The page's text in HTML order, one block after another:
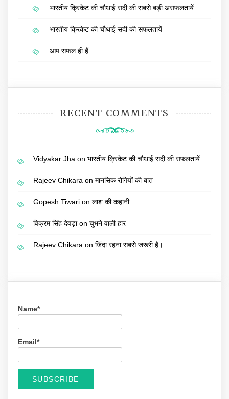
भारतीय क्रिकेट की चौथाई सदी की सबसे बड़ी असफलतायें
भारतीय क्रिकेट की चौथाई सदी की सफलतायें
आप सफल ही हैं
RECENT COMMENTS
Vidyakar Jha on भारतीय क्रिकेट की चौथाई सदी की सफलतायें
Rajeev Chikara on मानसिक रोगियों की बात
Gopesh Tiwari on लाश की कहानी
विक्रम सिंह देवड़ाon चुभने वाली हार
Rajeev Chikara on जिंदा रहना सबसे जरूरी है।
Name*
Email*